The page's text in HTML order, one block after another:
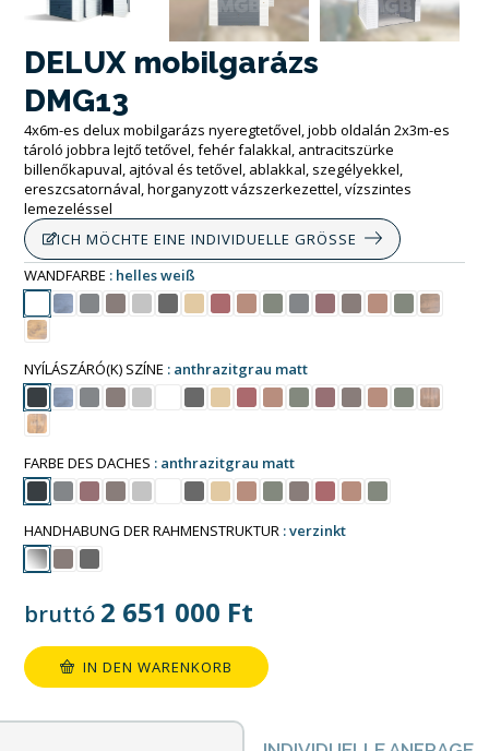
DELUX mobilgarázs
DMG13
4x6m-es delux mobilgarázs nyeregtetővel, jobb oldalán 2x3m-es
tároló jobbra lejtő tetővel, fehér falakkal, antracitszürke
billenőkapuval, ajtóval és tetővel, ablakkal, szegélyekkel,
ereszcsatornával, horganyzott vázszerkezettel, vízszintes
lemezeléssel
ICH MÖCHTE EINE INDIVIDUELLE GRÖSSE
WANDFARBE
helles weiß
NYÍLÁSZÁRÓ(K) SZÍNE anthrazitgrau matt
FARBE DES DACHES anthrazitgrau matt
HANDHABUNG DER RAHMENSTRUKTUR verzinkt
bruttó 2 651 000 Ft
IN DEN WARENKORB